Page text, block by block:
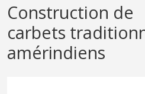
Construction de
carbets
amérindiens